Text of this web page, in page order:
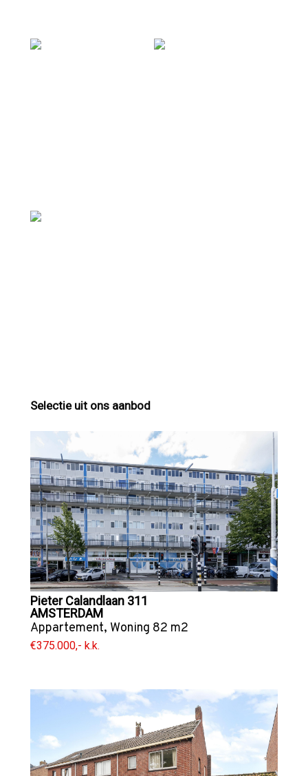
Selectie uit ons aanbod
Pieter Calandlaan 311
AMSTERDAM
Appartement, Woning 82 m2
€375.000,- k.k.